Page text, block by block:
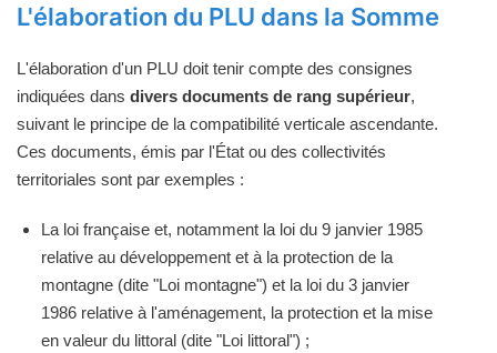
L'élaboration du PLU dans la Somme
L'élaboration d'un PLU doit tenir compte des consignes
indiquées dans divers documents de rang supérieur,
suivant le principe de la compatibilité verticale ascendante.
Ces documents, émis par l'État ou des collectivités
territoriales sont par exemples :
La loi française et, notamment la loi du 9 janvier 1985
relative au développement et à la protection de la
montagne (dite "Loi montagne") et la loi du 3 janvier
1986 relative à l'aménagement, la protection et la mise
en valeur du littoral (dite "Loi littoral") ;